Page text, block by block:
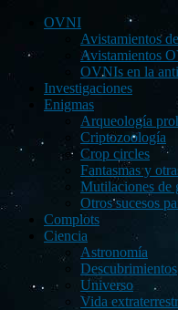
OVNI
Avistamientos
Avistamientos
OVNIs en la
Investigaciones
Enigmas
Arqueología
Criptozoología
Crop circles
Fantasmas y
Mutilaciones de
Otros sucesos
Complots
Ciencia
Astronomía
Descubrimientos
Universo
Vida